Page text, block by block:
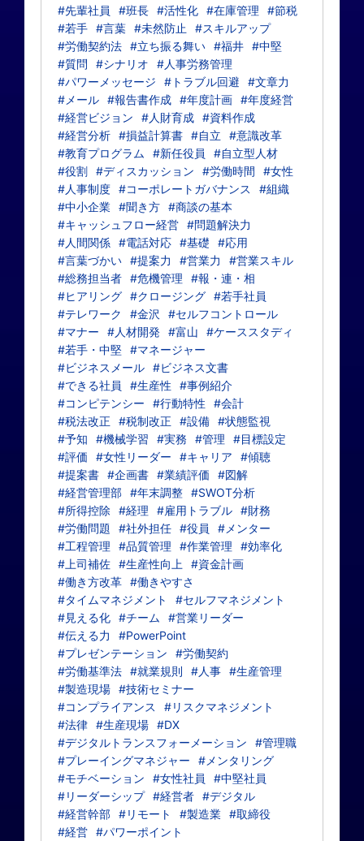
#先輩社員
#班長 #活性化 #在庫管理
#節税
#若手 #言葉 #未然防止
#スキルアップ
#労働契約法 #立ち振る舞い #福井 #中堅
#質問
#シナリオ
#人事労務管理
#パワーメッセージ
#トラブル回避
#文章力
#メール #報告書作成 #年度計画 #年度経営
#経営ビジョン
#人財育成 #資料作成
#経営分析 #損益計算書 #自立
#意識改革
#教育プログラム
#新任役員
#自立型人材
#役割 #ディスカッション #労働時間
#女性
#人事制度 #コーポレートガバナンス
#組織
#中小企業 #聞き方 #商談の基本
#キャッシュフロー経営 #問題解決力
#人間関係 #電話対応 #基礎
#応用
#言葉づかい #提案力 #営業力
#営業スキル
#総務担当者 #危機管理
#報・連・相
#ヒアリング #クロージング #若手社員
#テレワーク
#金沢
#セルフコントロール
#マナー
#人材開発 #富山
#ケーススタディ
#若手・中堅 #マネージャー
#ビジネスメール #ビジネス文書
#できる社員
#生産性
#事例紹介
#コンピテンシー
#行動特性
#会計
#税法改正
#税制改正 #設備 #状態監視
#予知
#機械学習 #実務 #管理
#目標設定
#評価
#女性リーダー #キャリア
#傾聴
#提案書 #企画書 #業績評価
#図解
#経営管理部 #年末調整 #SWOT分析
#所得控除
#経理 #雇用トラブル #財務
#労働問題
#社外担任 #役員
#メンター
#工程管理
#品質管理 #作業管理
#効率化
#上司補佐 #生産性向上
#資金計画
#働き方改革 #働きやすさ
#タイムマネジメント
#セルフマネジメント
#見える化 #チーム
#営業リーダー
#伝える力
#PowerPoint
#プレゼンテーション
#労働契約
#労働基準法 #就業規則 #人事 #生産管理
#製造現場 #技術セミナー
#コンプライアンス
#リスクマネジメント
#法律 #生産現場 #DX
#デジタルトランスフォーメーション
#管理職
#プレーイングマネジャー
#メンタリング
#モチベーション
#女性社員
#中堅社員
#リーダーシップ #経営者 #デジタル
#経営幹部 #リモート #製造業 #取締役
#経営 #パワーポイント